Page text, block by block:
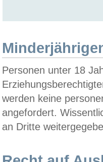
Personen unter 18
werden keine
angefordert.
an Dritte